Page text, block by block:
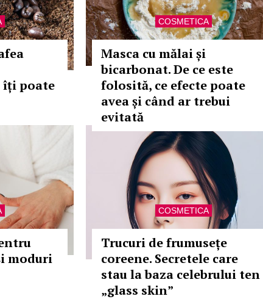
îți poate
COSMETICA
Masca cu mălai și
bicarbonat. De ce este
folosită, ce efecte poate
avea și când ar trebui
evitată
moduri
COSMETICA
Trucuri de frumusețe
coreene. Secretele care
stau la baza celebrului ten
„glass skin”